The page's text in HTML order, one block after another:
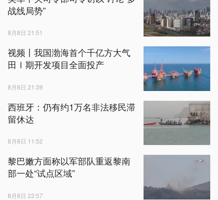
战线局势”
8月8日 21:51
视频丨我国渤海首个千亿方大气
田Ⅰ期开发项目全面投产
8月8日 21:39
西班牙：仍有约1万名非法移民滞
留休达
8月8日 11:52
黎巴嫩方面称以军部队重返黎南
部一处“试点区域”
8月8日 22:57